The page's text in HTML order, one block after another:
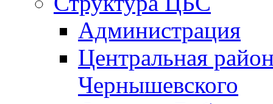
Администрация
Центральная
Чернышевского